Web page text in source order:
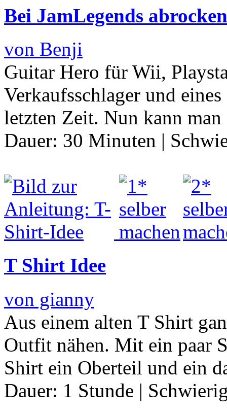
Bei JamLegends abrocken
von Benji
Guitar Hero für Wii,
Verkaufsschlager und
letzten Zeit. Nun kann
Dauer: 30 Minuten |
T Shirt Idee
von gianny
Aus einem alten T Shirt
Outfit nähen. Mit ein paar
Shirt ein Oberteil und ein
Dauer: 1 Stunde |